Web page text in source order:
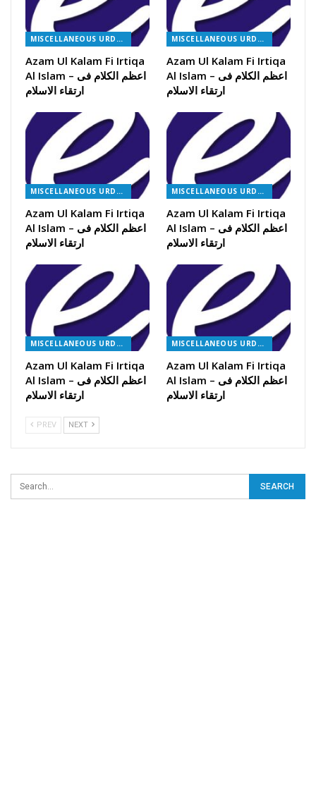
MISCELLANEOUS URDU BOOKS
Azam Ul Kalam Fi Irtiqa
Al Islam – اعظم الکلام فی
ارتقاء الاسلام
MISCELLANEOUS URDU BOOKS
Azam Ul Kalam Fi Irtiqa
Al Islam – اعظم الکلام فی
ارتقاء الاسلام
MISCELLANEOUS URDU BOOKS
Azam Ul Kalam Fi Irtiqa
Al Islam – اعظم الکلام فی
ارتقاء الاسلام
MISCELLANEOUS URDU BOOKS
Azam Ul Kalam Fi Irtiqa
Al Islam – اعظم الکلام فی
ارتقاء الاسلام
MISCELLANEOUS URDU BOOKS
Azam Ul Kalam Fi Irtiqa
Al Islam – اعظم الکلام فی
ارتقاء الاسلام
MISCELLANEOUS URDU BOOKS
Azam Ul Kalam Fi Irtiqa
Al Islam – اعظم الکلام فی
ارتقاء الاسلام
PREV NEXT